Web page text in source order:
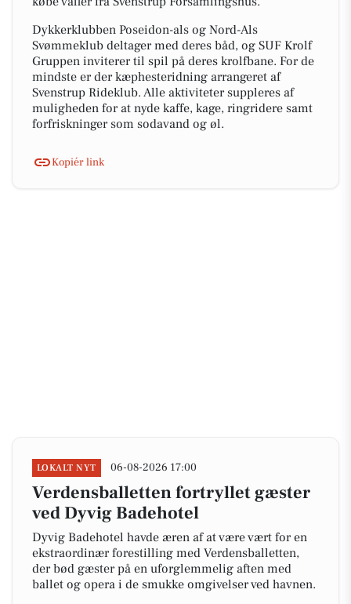
Dykkerklubben Poseidon-als og Nord-Als
Svømmeklub deltager med deres båd, og SUF Krolf
Gruppen inviterer til spil på deres krolfbane. For de
mindste er der kæphesteridning arrangeret af
Svenstrup Rideklub. Alle aktiviteter suppleres af
muligheden for at nyde kaffe, kage, ringridere samt
forfriskninger som sodavand og øl.
Kopiér link
LOKALT NYT 06-08-2026 17:00
Verdensballetten fortryllet gæster
ved Dyvig Badehotel
Dyvig Badehotel havde æren af at være vært for en
ekstraordinær forestilling med Verdensballetten,
der bød gæster på en uforglemmelig aften med
ballet og opera i de smukke omgivelser ved havnen.